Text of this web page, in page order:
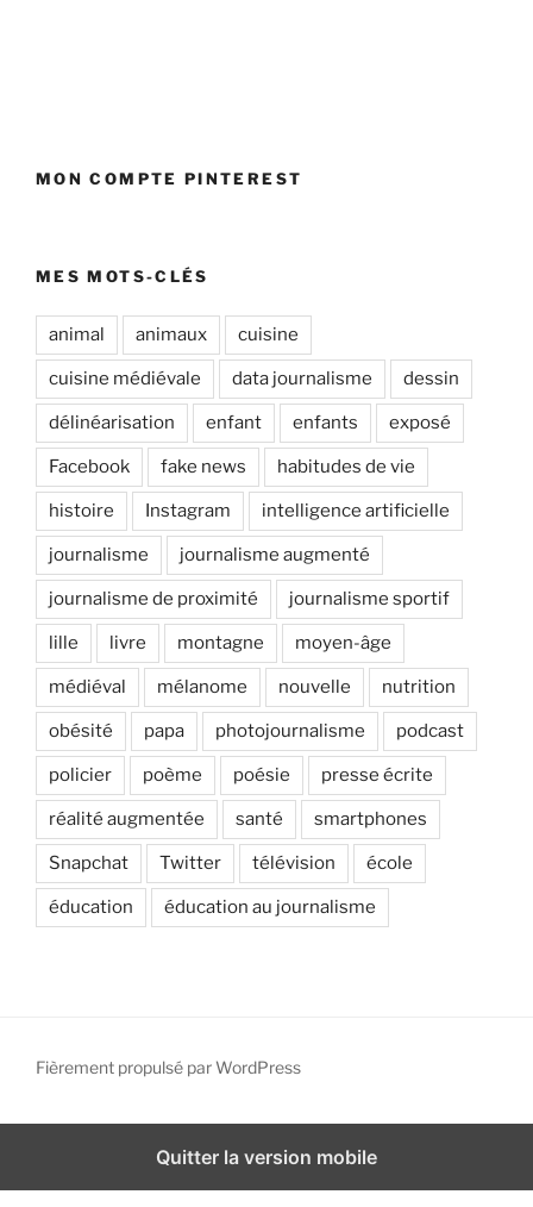
MON COMPTE PINTEREST
MES MOTS-CLÉS
animal animaux cuisine
cuisine médiévale data journalisme dessin
délinéarisation enfant enfants exposé
Facebook fake news habitudes de vie
histoire Instagram intelligence artificielle
journalisme journalisme augmenté
journalisme de proximité journalisme sportif
lille livre montagne moyen-âge
médiéval mélanome nouvelle nutrition
obésité papa photojournalisme podcast
policier poème poésie presse écrite
réalité augmentée santé smartphones
Snapchat Twitter télévision école
éducation éducation au journalisme
Fièrement propulsé par WordPress
Quitter la version mobile